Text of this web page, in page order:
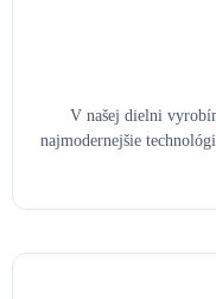
V našej dielni
najmodernejšie